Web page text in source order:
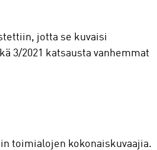
jotta se kuvaisi
3/2021 katsausta vanhemmat
toimialojen kokonaiskuvaajia.